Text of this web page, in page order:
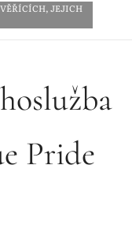
JEJICH
Pride